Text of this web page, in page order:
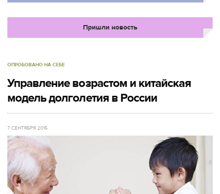
Пришли новость
ОПРОБОВАНО НА СЕБЕ
Управление возрастом и китайская
модель долголетия в России
7 СЕНТЯБРЯ 2015